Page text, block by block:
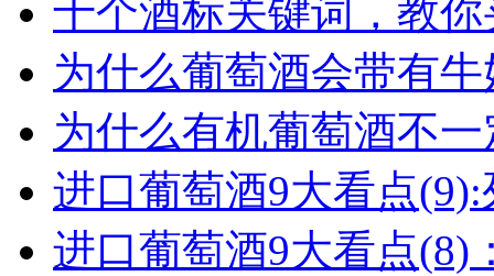
十个酒标关键词，教
为什么葡萄酒会带有
为什么有机葡萄酒不
进口葡萄酒9大看点(9):
进口葡萄酒9大看点(8)